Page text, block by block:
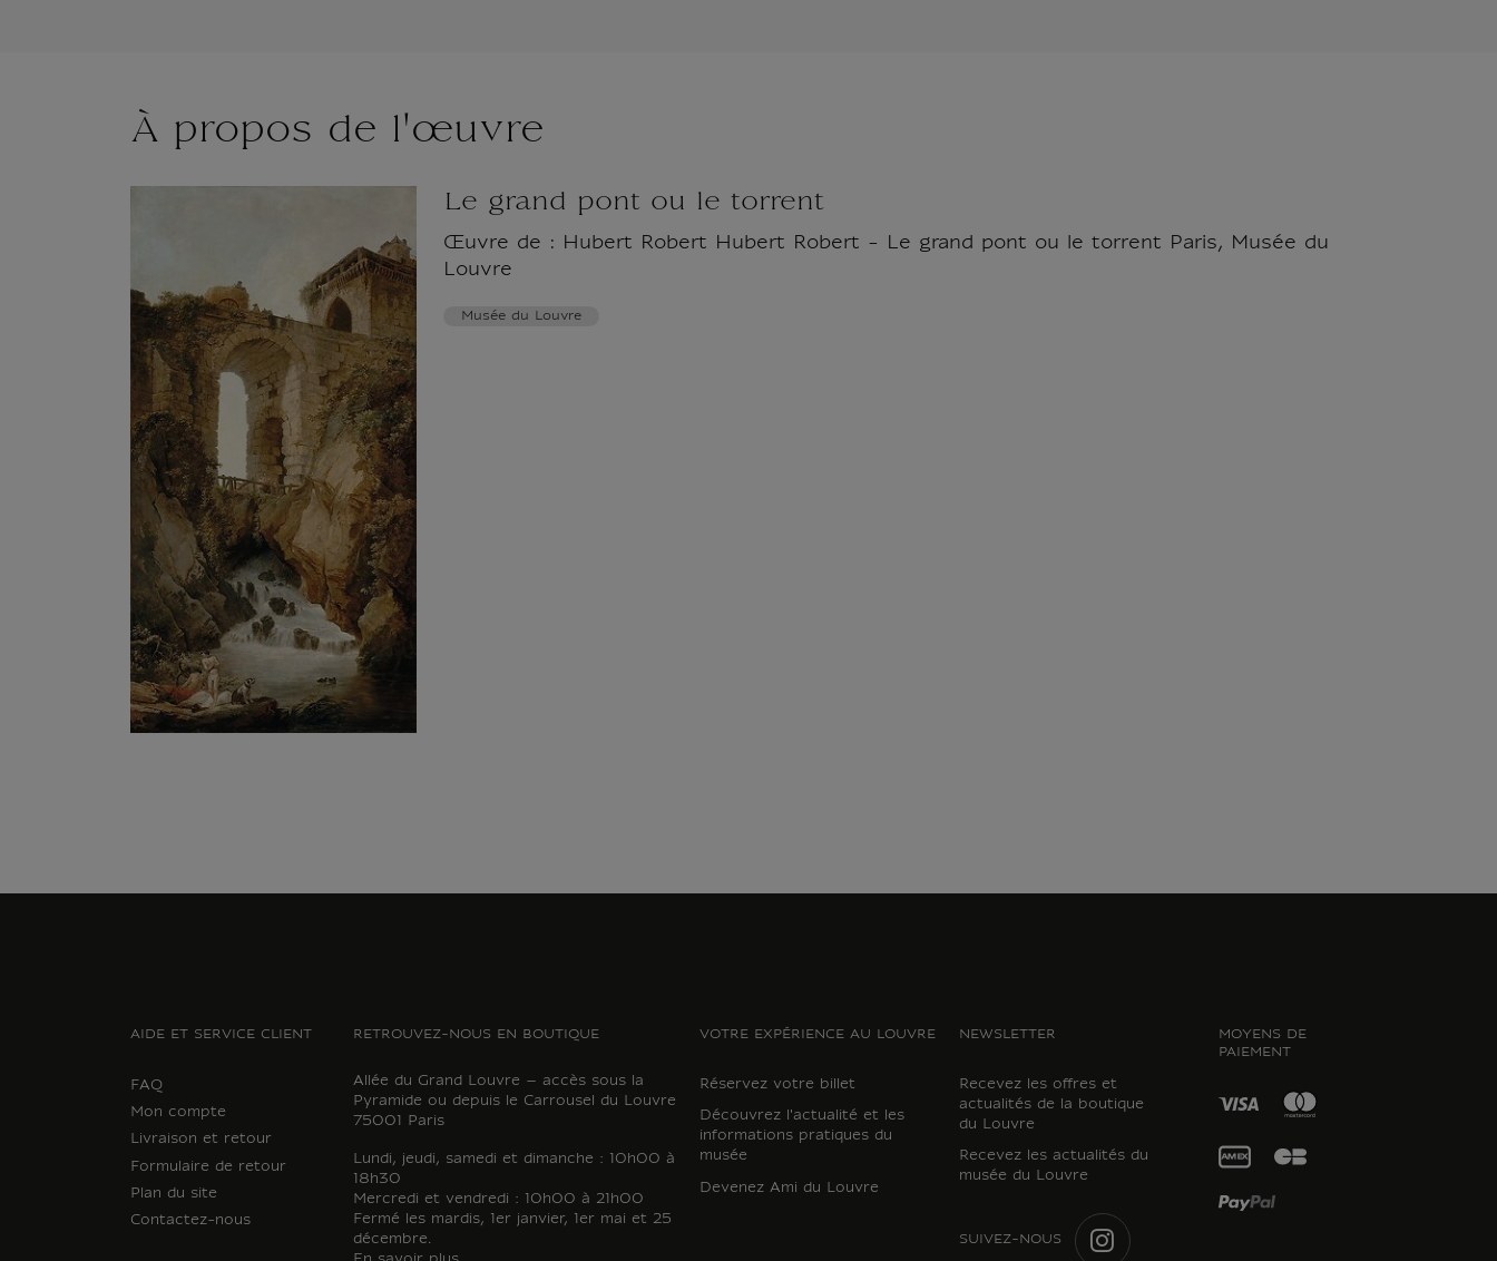
À propos de l'œuvre
Le grand pont ou le torrent
Œuvre de : Hubert Robert Hubert Robert - Le grand pont ou le torrent Paris, Musée du
Louvre
Musée du Louvre
AIDE ET SERVICE CLIENT
FAQ
Mon compte
Livraison et retour
Formulaire de retour
Plan du site
Contactez-nous
RETROUVEZ-NOUS EN BOUTIQUE
Allée du Grand Louvre – accès sous la
Pyramide ou depuis le Carrousel du Louvre
75001 Paris
Lundi, jeudi, samedi et dimanche : 10h00 à
18h30
Mercredi et vendredi : 10h00 à 21h00
Fermé les mardis, 1er janvier, 1er mai et 25
décembre.
VOTRE EXPÉRIENCE AU LOUVRE
Réservez votre billet
Découvrez l'actualité et les
informations pratiques du
musée
Devenez Ami du Louvre
NEWSLETTER
Recevez les offres et
actualités de la boutique
du Louvre
Recevez les actualités du
musée du Louvre
SUIVEZ-NOUS
MOYENS DE
PAIEMENT